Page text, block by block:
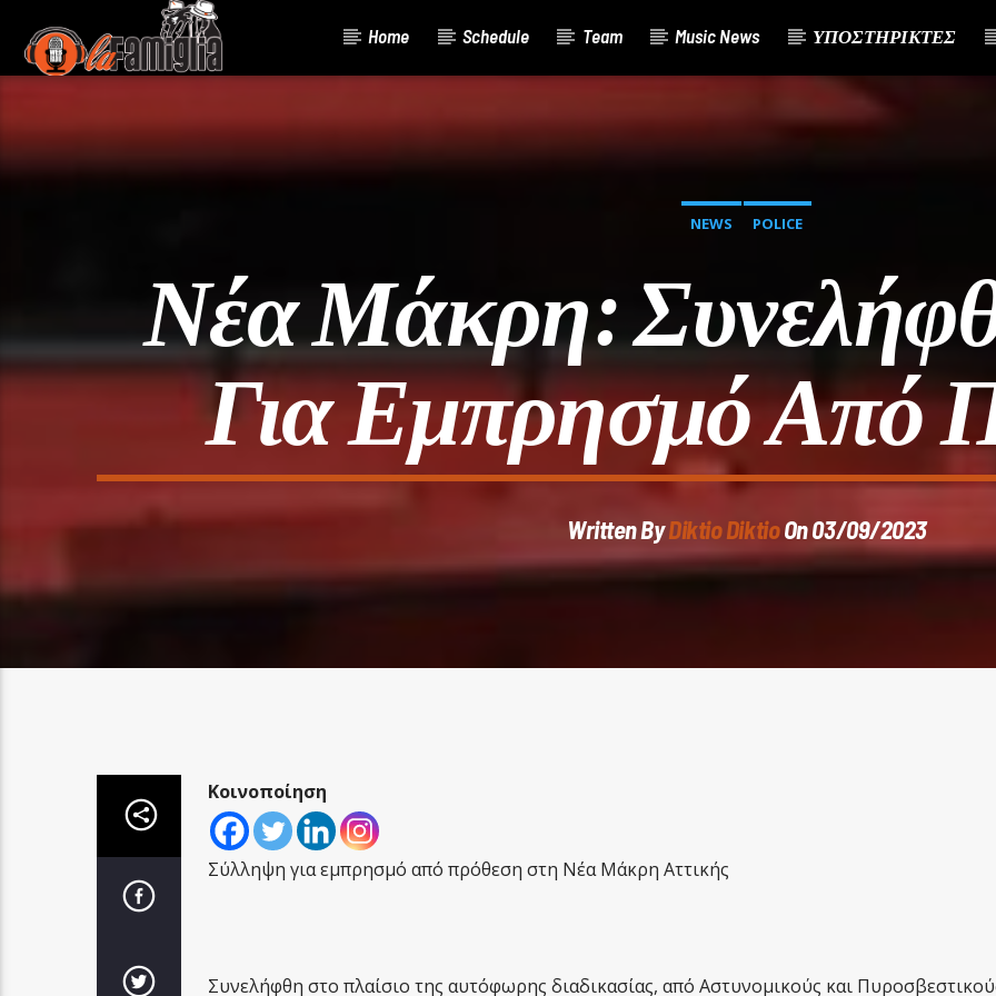
Home Schedule Team Music News ΥΠΟΣΤΗΡΙΚΤΕΣ
Title
Artist
NEWS POLICE
Νέα Μάκρη:
Για Εμπρησμό Από
Written ByDiktio DiktioOn 03/09/2023
Κοινοποίηση
Σύλληψη για εμπρησμό από πρόθεση στη Νέα Μάκρη Αττικής
Συνελήφθη στο πλαίσιο της αυτόφωρης διαδικασίας, από Αστυνομικούς και